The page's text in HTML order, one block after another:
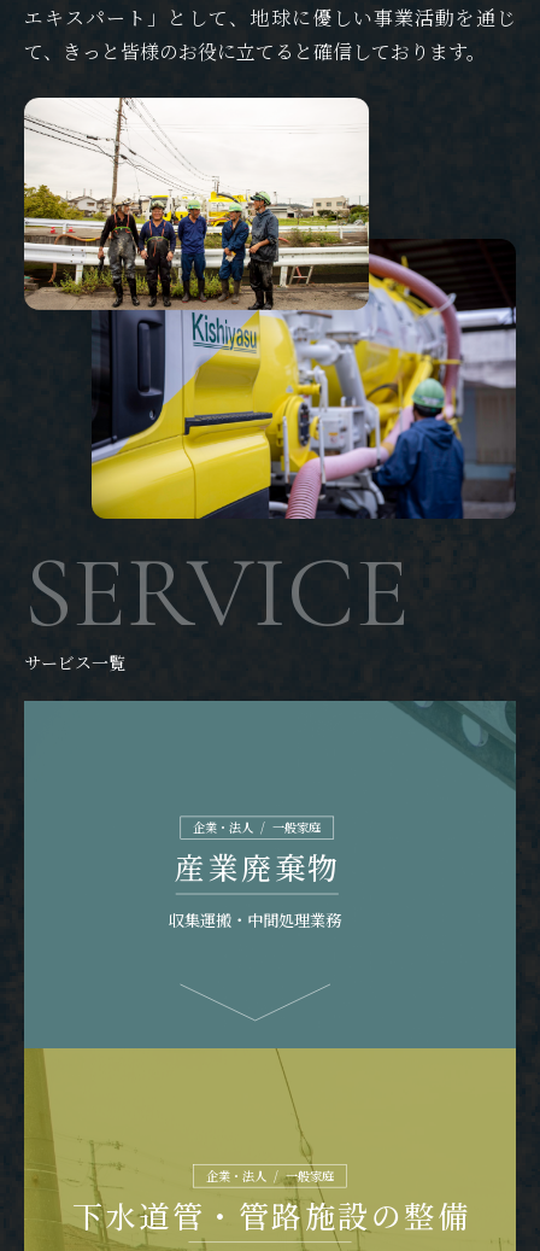
エキスパート」として、地球に優しい事業活動を通じ
て、きっと皆様のお役に立てると確信しております。
SERVICE
サービス一覧
産業廃棄物
収集運搬・中間処理業務
企業・法人  /  一般家庭
下水道管・管路施設の整備
企業・法人  /  一般家庭